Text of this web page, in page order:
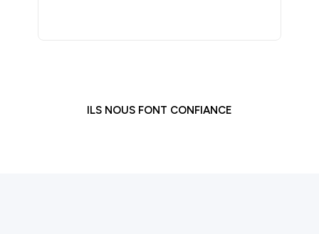
ILS NOUS FONT CONFIANCE